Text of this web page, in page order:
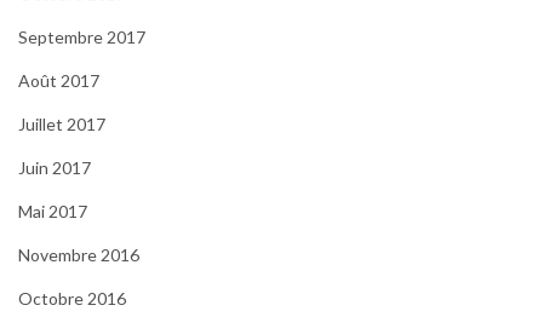
Septembre 2017
Août 2017
Juillet 2017
Juin 2017
Mai 2017
Novembre 2016
Octobre 2016